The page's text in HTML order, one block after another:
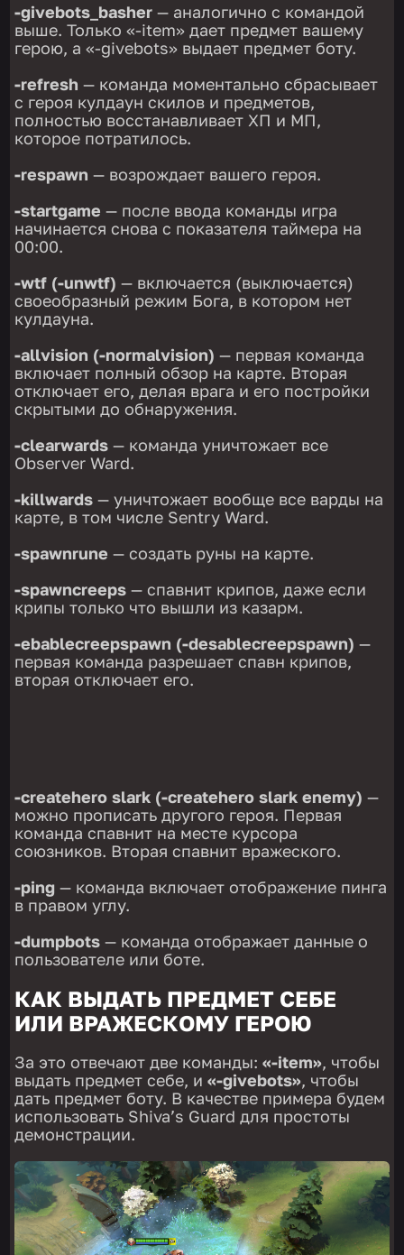
-givebots_basher — аналогично с командой
выше. Только «-item» дает предмет вашему
герою, а «-givebots» выдает предмет боту.
-refresh — команда моментально сбрасывает
с героя кулдаун скилов и предметов,
полностью восстанавливает ХП и МП,
которое потратилось.
-respawn — возрождает вашего героя.
-startgame — после ввода команды игра
начинается снова с показателя таймера на
00:00.
-wtf (-unwtf) — включается (выключается)
своеобразный режим Бога, в котором нет
кулдауна.
-allvision (-normalvision) — первая команда
включает полный обзор на карте. Вторая
отключает его, делая врага и его постройки
скрытыми до обнаружения.
-clearwards — команда уничтожает все
Observer Ward.
-killwards — уничтожает вообще все варды на
карте, в том числе Sentry Ward.
-spawnrune — создать руны на карте.
-spawncreeps — спавнит крипов, даже если
крипы только что вышли из казарм.
-ebablecreepspawn (-desablecreepspawn) —
первая команда разрешает спавн крипов,
вторая отключает его.
-createhero slark (-createhero slark enemy) —
можно прописать другого героя. Первая
команда спавнит на месте курсора
союзников. Вторая спавнит вражеского.
-ping — команда включает отображение пинга
в правом углу.
-dumpbots — команда отображает данные о
пользователе или боте.
КАК ВЫДАТЬ ПРЕДМЕТ СЕБЕ
ИЛИ ВРАЖЕСКОМУ ГЕРОЮ
За это отвечают две команды:«-item», чтобы
выдать предмет себе, и«-givebots», чтобы
дать предмет боту. В качестве примера будем
использовать Shiva’s Guard для простоты
демонстрации.